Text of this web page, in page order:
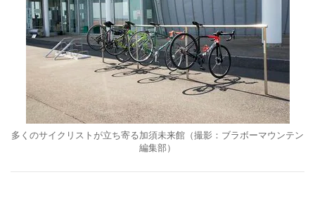
多くのサイクリストが立ち寄る加須未来館（撮影：ブラボーマウンテン
編集部）